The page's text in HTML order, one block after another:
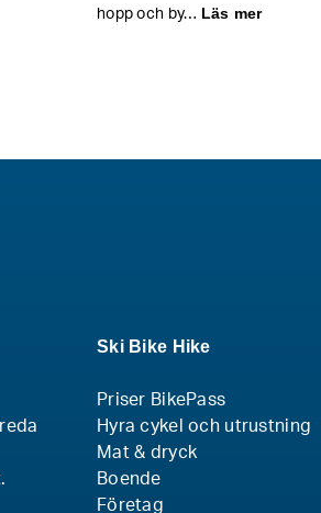
hopp och by… Läs mer
Ski Bike Hike
Priser BikePass
Hyra cykel och utrustning
Mat & dryck
Boende
Företag